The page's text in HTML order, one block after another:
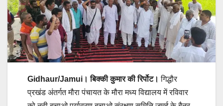
Gidhaur/Jamui। बिक्की कुमार की रिर्पोट। गिद्धौर
प्रखंड अंतर्गत मौरा पंचायत के मौरा मध्य विद्यालय में रविवार